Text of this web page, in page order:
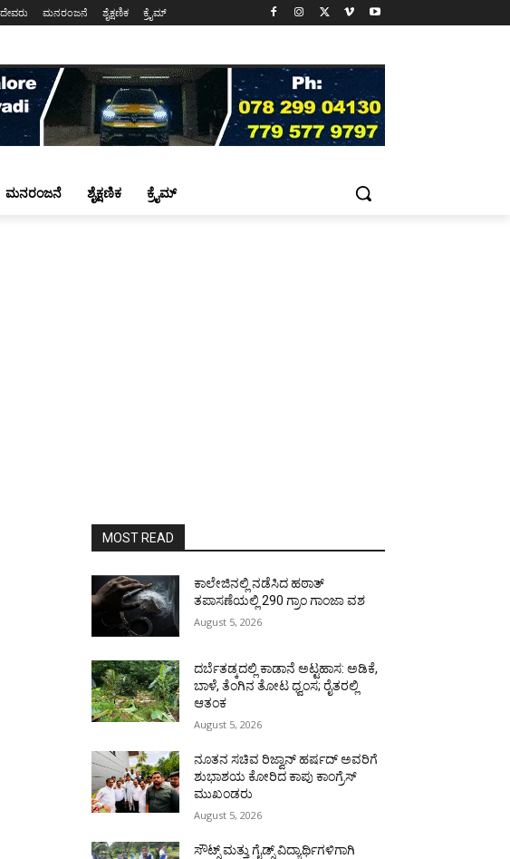
ಮನರಂಜನೆ ಶೈಕ್ಷಣಿಕ ಕ್ರೈಮ್
ಮನರಂಜನೆ ಶೈಕ್ಷಣಿಕ ಕ್ರೈಮ್
MOST READ
ಕಾಲೇಜಿನಲ್ಲಿ ನಡೆಸಿದ ಹಠಾತ್
ತಪಾಸಣೆಯಲ್ಲಿ 290 ಗ್ರಾಂ ಗಾಂಜಾ ವಶ
August 5, 2026
ದರ್ಬೆತಡ್ಕದಲ್ಲಿ ಕಾಡಾನೆ ಅಟ್ಟಹಾಸ: ಅಡಿಕೆ,
ಬಾಳೆ, ತೆಂಗಿನ ತೋಟ ಧ್ವಂಸ; ರೈತರಲ್ಲಿ
ಆತಂಕ
August 5, 2026
ನೂತನ ಸಚಿವ ರಿಜ್ವಾನ್ ಹರ್ಷದ್ ಅವರಿಗೆ
ಶುಭಾಶಯ ಕೋರಿದ ಕಾಪು ಕಾಂಗ್ರೆಸ್
ಮುಖಂಡರು
August 5, 2026
ಸೌಟ್ಸ್ ಮತ್ತು ಗೈಡ್ಸ್ ವಿದ್ಯಾರ್ಥಿಗಳಿಗಾಗಿ